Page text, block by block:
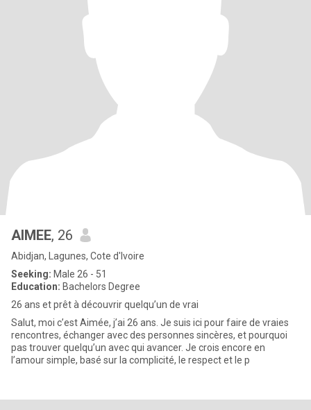
AIMEE, 26
Abidjan, Lagunes, Cote d'Ivoire
Seeking: Male 26 - 51
Education: Bachelors Degree
26 ans et prêt à découvrir quelqu’un de vrai
Salut, moi c’est Aimée, j’ai 26 ans. Je suis ici pour faire de vraies
rencontres, échanger avec des personnes sincères, et pourquoi
pas trouver quelqu’un avec qui avancer. Je crois encore en
l’amour simple, basé sur la complicité, le respect et le p